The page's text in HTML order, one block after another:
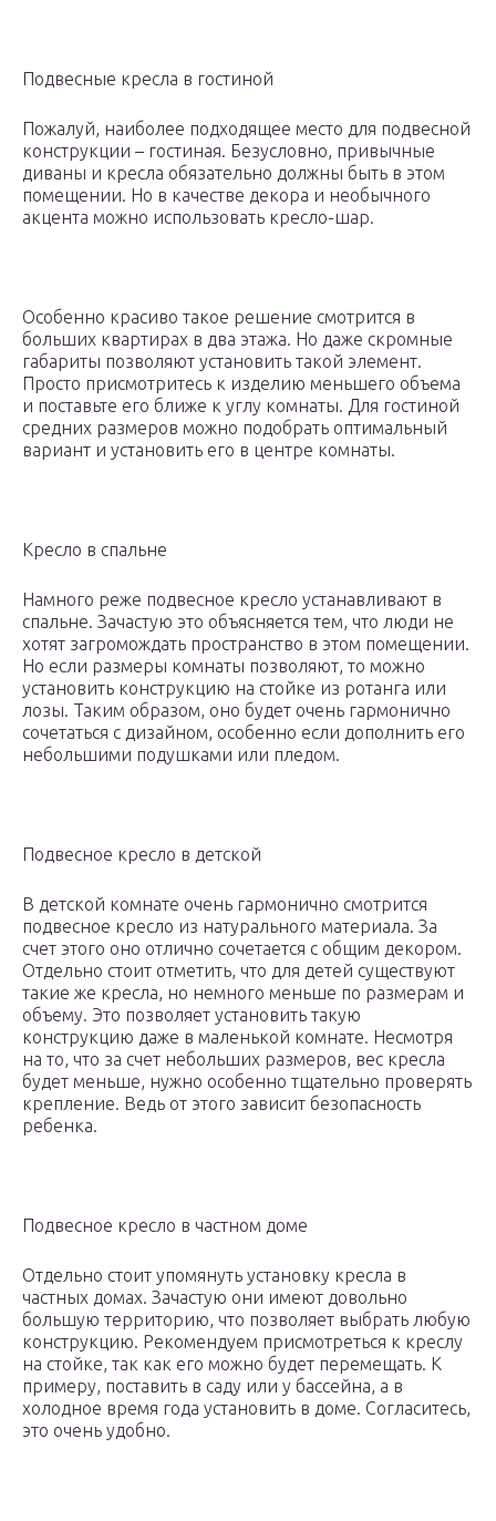
Подвесные кресла в гостиной
Пожалуй, наиболее подходящее место для подвесной
конструкции – гостиная. Безусловно, привычные
диваны и кресла обязательно должны быть в этом
помещении. Но в качестве декора и необычного
акцента можно использовать кресло-шар.
Особенно красиво такое решение смотрится в
больших квартирах в два этажа. Но даже скромные
габариты позволяют установить такой элемент.
Просто присмотритесь к изделию меньшего объема
и поставьте его ближе к углу комнаты. Для гостиной
средних размеров можно подобрать оптимальный
вариант и установить его в центре комнаты.
Кресло в спальне
Намного реже подвесное кресло устанавливают в
спальне. Зачастую это объясняется тем, что люди не
хотят загромождать пространство в этом помещении.
Но если размеры комнаты позволяют, то можно
установить конструкцию на стойке из ротанга или
лозы. Таким образом, оно будет очень гармонично
сочетаться с дизайном, особенно если дополнить его
небольшими подушками или пледом.
Подвесное кресло в детской
В детской комнате очень гармонично смотрится
подвесное кресло из натурального материала. За
счет этого оно отлично сочетается с общим декором.
Отдельно стоит отметить, что для детей существуют
такие же кресла, но немного меньше по размерам и
объему. Это позволяет установить такую
конструкцию даже в маленькой комнате. Несмотря
на то, что за счет небольших размеров, вес кресла
будет меньше, нужно особенно тщательно проверять
крепление. Ведь от этого зависит безопасность
ребенка.
Подвесное кресло в частном доме
Отдельно стоит упомянуть установку кресла в
частных домах. Зачастую они имеют довольно
большую территорию, что позволяет выбрать любую
конструкцию. Рекомендуем присмотреться к креслу
на стойке, так как его можно будет перемещать. К
примеру, поставить в саду или у бассейна, а в
холодное время года установить в доме. Согласитесь,
это очень удобно.